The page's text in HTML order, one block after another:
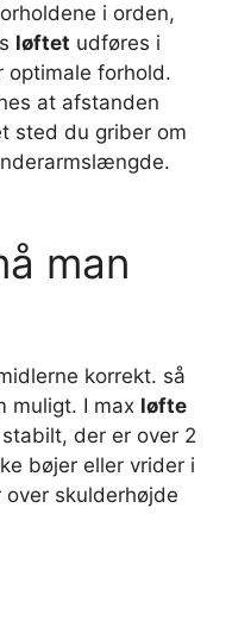
i orden,
løftet udføres i
optimale forhold.
at afstanden
sted du griber om
man
korrekt. så
muligt. I max løfte
der er over 2
bøjer eller vrider i
skulderhøjde